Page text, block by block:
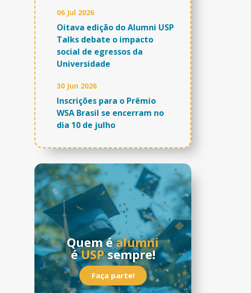
06 Jul 2026
Oitava edição do Alumni USP
Talks debate o impacto
social de egressos da
Universidade
30 Jun 2026
Inscrições para o Prêmio
WSA Brasil se encerram no
dia 10 de julho
Quem éalumni
éUSPsempre!
Faça parte!